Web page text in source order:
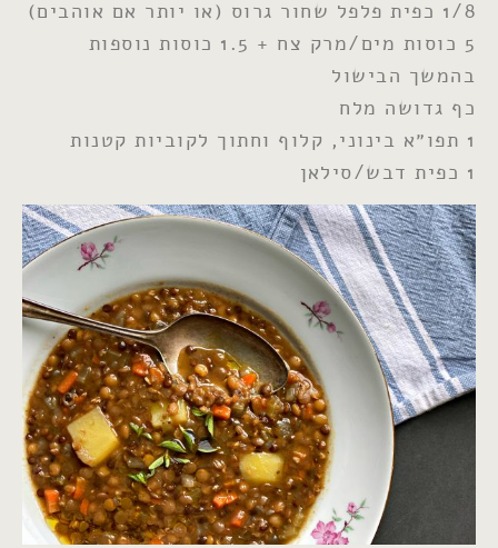
1/8 כפית פלפל שחור גרוס (או יותר אם אוהבים)
5 כוסות מים/מרק צח + 1.5 כוסות נוספות
בהמשך הבישול
כף גדושה מלח